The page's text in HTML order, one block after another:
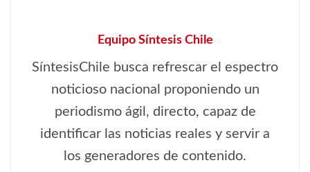
Equipo Síntesis Chile
SíntesisChile busca refrescar el espectro
noticioso nacional proponiendo un
periodismo ágil, directo, capaz de
identificar las noticias reales y servir a
los generadores de contenido.